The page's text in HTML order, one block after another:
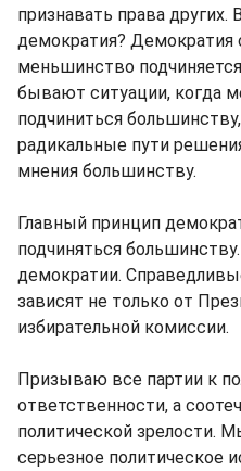
признавать права других.
демократия? Демократия
меньшинство
бывают ситуации, когда
подчиниться
радикальные пути
мнения большинству.
Главный принцип
подчиняться
демократии.
зависят не только от
избирательной комиссии.
Призываю все партии к
ответственности, а
политической зрелости.
серьезное политическое